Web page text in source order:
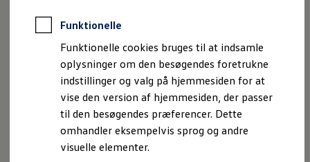
Funktionelle
Funktionelle cookies bruges til at indsamle
oplysninger om den besøgendes foretrukne
indstillinger og valg på hjemmesiden for at
vise den version af hjemmesiden, der passer
til den besøgendes præferencer. Dette
omhandler eksempelvis sprog og andre
visuelle elementer.
Book en prøvetur
Bestil et tilbud
Brugte biler
Pendlerleasing
Budgetberegner
Firmabil
Vejen til en ny Volkswagen
Online Privatleasing
Finansiering og forsikring
Volkswagen Forsikring
Volkswagen Finansiering
, 2 af 9 , 3 af 9 , 4 af 9 , 5 af 9
1 / 9
ID.5 tilbyder et rummeligt og komfortabelt interiør med